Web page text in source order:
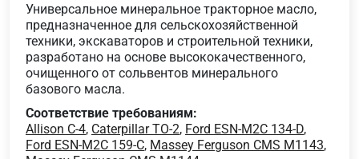
Универсальное минеральное тракторное масло,
предназначенное для сельскохозяйственной
техники, экскаваторов и строительной техники,
разработано на основе высококачественного,
очищенного от сольвентов минерального
базового масла.
Соответствие требованиям:
Allison C-4, Caterpillar TO-2, Ford ESN-M2C 134-D,
Ford ESN-M2C 159-C, Massey Ferguson CMS M1143,